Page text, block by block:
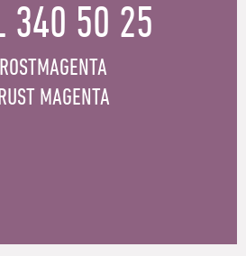
340 50 25
ROSTMAGENTA
RUST MAGENTA